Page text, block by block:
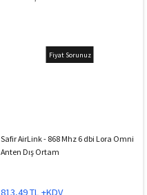
Fiyat Sorunuz
Safir AirLink - 868 Mhz 6 dbi Lora Omni
Anten Dış Ortam
813,49 TL +KDV